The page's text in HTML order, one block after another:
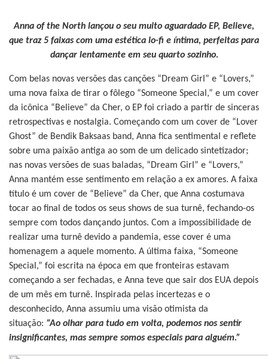
Anna of the North lançou o seu muito aguardado EP, Believe,
que traz 5 faixas com uma estética lo-fi e íntima, perfeitas para
dançar lentamente em seu quarto sozinho.
Com belas novas versões das canções “Dream Girl” e “Lovers,”
uma nova faixa de tirar o fôlego “Someone Special,” e um cover
da icônica “Believe” da Cher, o EP foi criado a partir de sinceras
retrospectivas e nostalgia. Começando com um cover de “Lover
Ghost” de Bendik Baksaas band, Anna fica sentimental e reflete
sobre uma paixão antiga ao som de um delicado sintetizador;
nas novas versões de suas baladas, “Dream Girl” e “Lovers,”
Anna mantém esse sentimento em relação a ex amores. A faixa
título é um cover de “Believe” da Cher, que Anna costumava
tocar ao final de todos os seus shows de sua turnê, fechando-os
sempre com todos dançando juntos. Com a impossibilidade de
realizar uma turnê devido a pandemia, esse cover é uma
homenagem a aquele momento. A última faixa, “Someone
Special,” foi escrita na época em que fronteiras estavam
começando a ser fechadas, e Anna teve que sair dos EUA depois
de um mês em turnê. Inspirada pelas incertezas e o
desconhecido, Anna assumiu uma visão otimista da
situação: “Ao olhar para tudo em volta, podemos nos sentir
insignificantes, mas sempre somos especiais para alguém.”